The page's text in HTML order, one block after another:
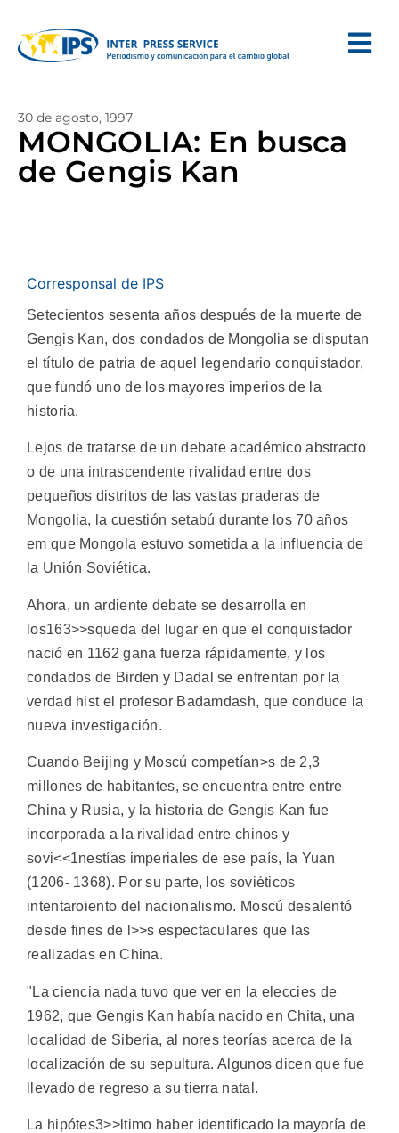
30 de agosto, 1997
MONGOLIA: En busca
de Gengis Kan
Corresponsal de IPS
Setecientos sesenta años después de la muerte de
Gengis Kan, dos condados de Mongolia se disputan
el título de patria de aquel legendario conquistador,
que fundó uno de los mayores imperios de la
historia.
Lejos de tratarse de un debate académico abstracto
o de una intrascendente rivalidad entre dos
pequeños distritos de las vastas praderas de
Mongolia, la cuestión setabú durante los 70 años
em que Mongola estuvo sometida a la influencia de
la Unión Soviética.
Ahora, un ardiente debate se desarrolla en
los163>>squeda del lugar en que el conquistador
nació en 1162 gana fuerza rápidamente, y los
condados de Birden y Dadal se enfrentan por la
verdad hist el profesor Badamdash, que conduce la
nueva investigación.
Cuando Beijing y Moscú competían>s de 2,3
millones de habitantes, se encuentra entre entre
China y Rusia, y la historia de Gengis Kan fue
incorporada a la rivalidad entre chinos y
sovi<<1nestías imperiales de ese país, la Yuan
(1206- 1368). Por su parte, los soviéticos
intentaroiento del nacionalismo. Moscú desalentó
desde fines de l>>s espectaculares que las
realizadas en China.
"La ciencia nada tuvo que ver en la eleccies de
1962, que Gengis Kan había nacido en Chita, una
localidad de Siberia, al nores teorías acerca de la
localización de su sepultura. Algunos dicen que fue
llevado de regreso a su tierra natal.
La hipótes3>>ltimo haber identificado la mayoría de